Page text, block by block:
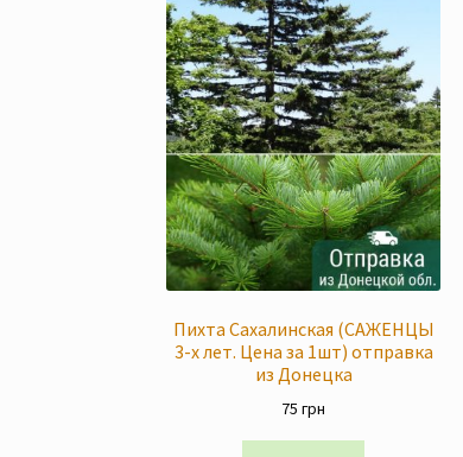
Пихта Сахалинская (САЖЕНЦЫ
3-х лет. Цена за 1шт) отправка
из Донецка
75грн